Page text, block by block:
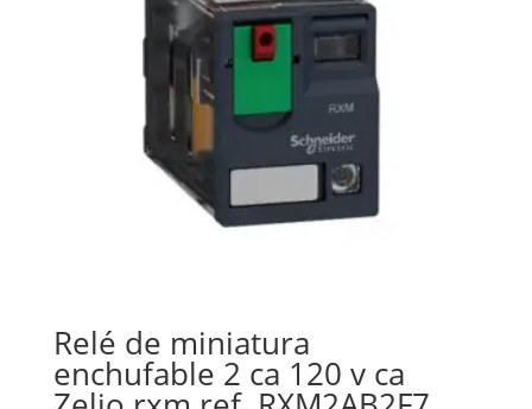
Relé de miniatura
enchufable 2 ca 120 v ca